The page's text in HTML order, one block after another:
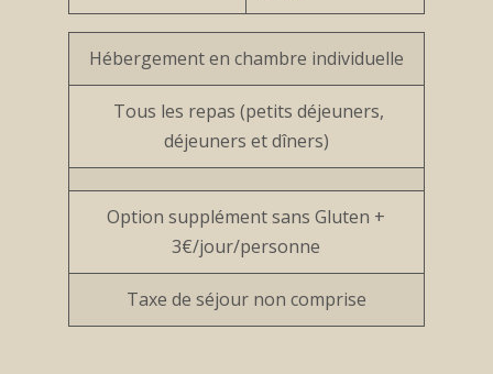
Hébergement en chambre individuelle
Tous les repas (petits déjeuners,
déjeuners et dîners)
Option supplément sans Gluten +
3€/jour/personne
Taxe de séjour non comprise